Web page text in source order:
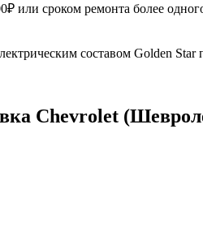
или сроком ремонта более
составом Golden Star
Chevrolet